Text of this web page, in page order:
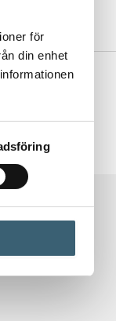
för
din enhet